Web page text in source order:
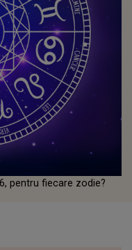
pentru fiecare zodie?